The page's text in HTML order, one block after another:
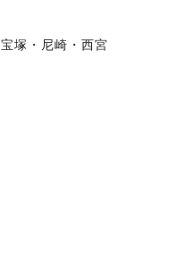
宝塚・尼崎・西宮